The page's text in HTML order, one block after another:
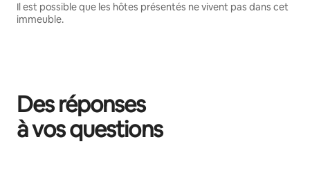
Il est possible que les hôtes présentés ne vivent pas dans cet
immeuble.
Des réponses
à vos questions